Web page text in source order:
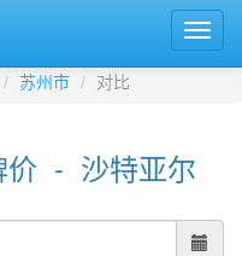
苏州市 对比
价 - 沙特亚尔